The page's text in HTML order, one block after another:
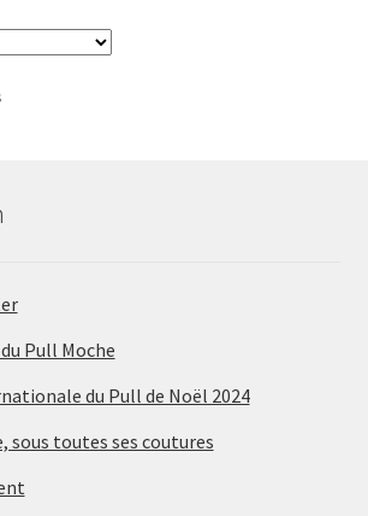
Pull Moche
du Pull de Noël 2024
sous toutes ses coutures